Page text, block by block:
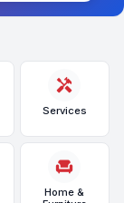
handyman
Services
chair
Home &